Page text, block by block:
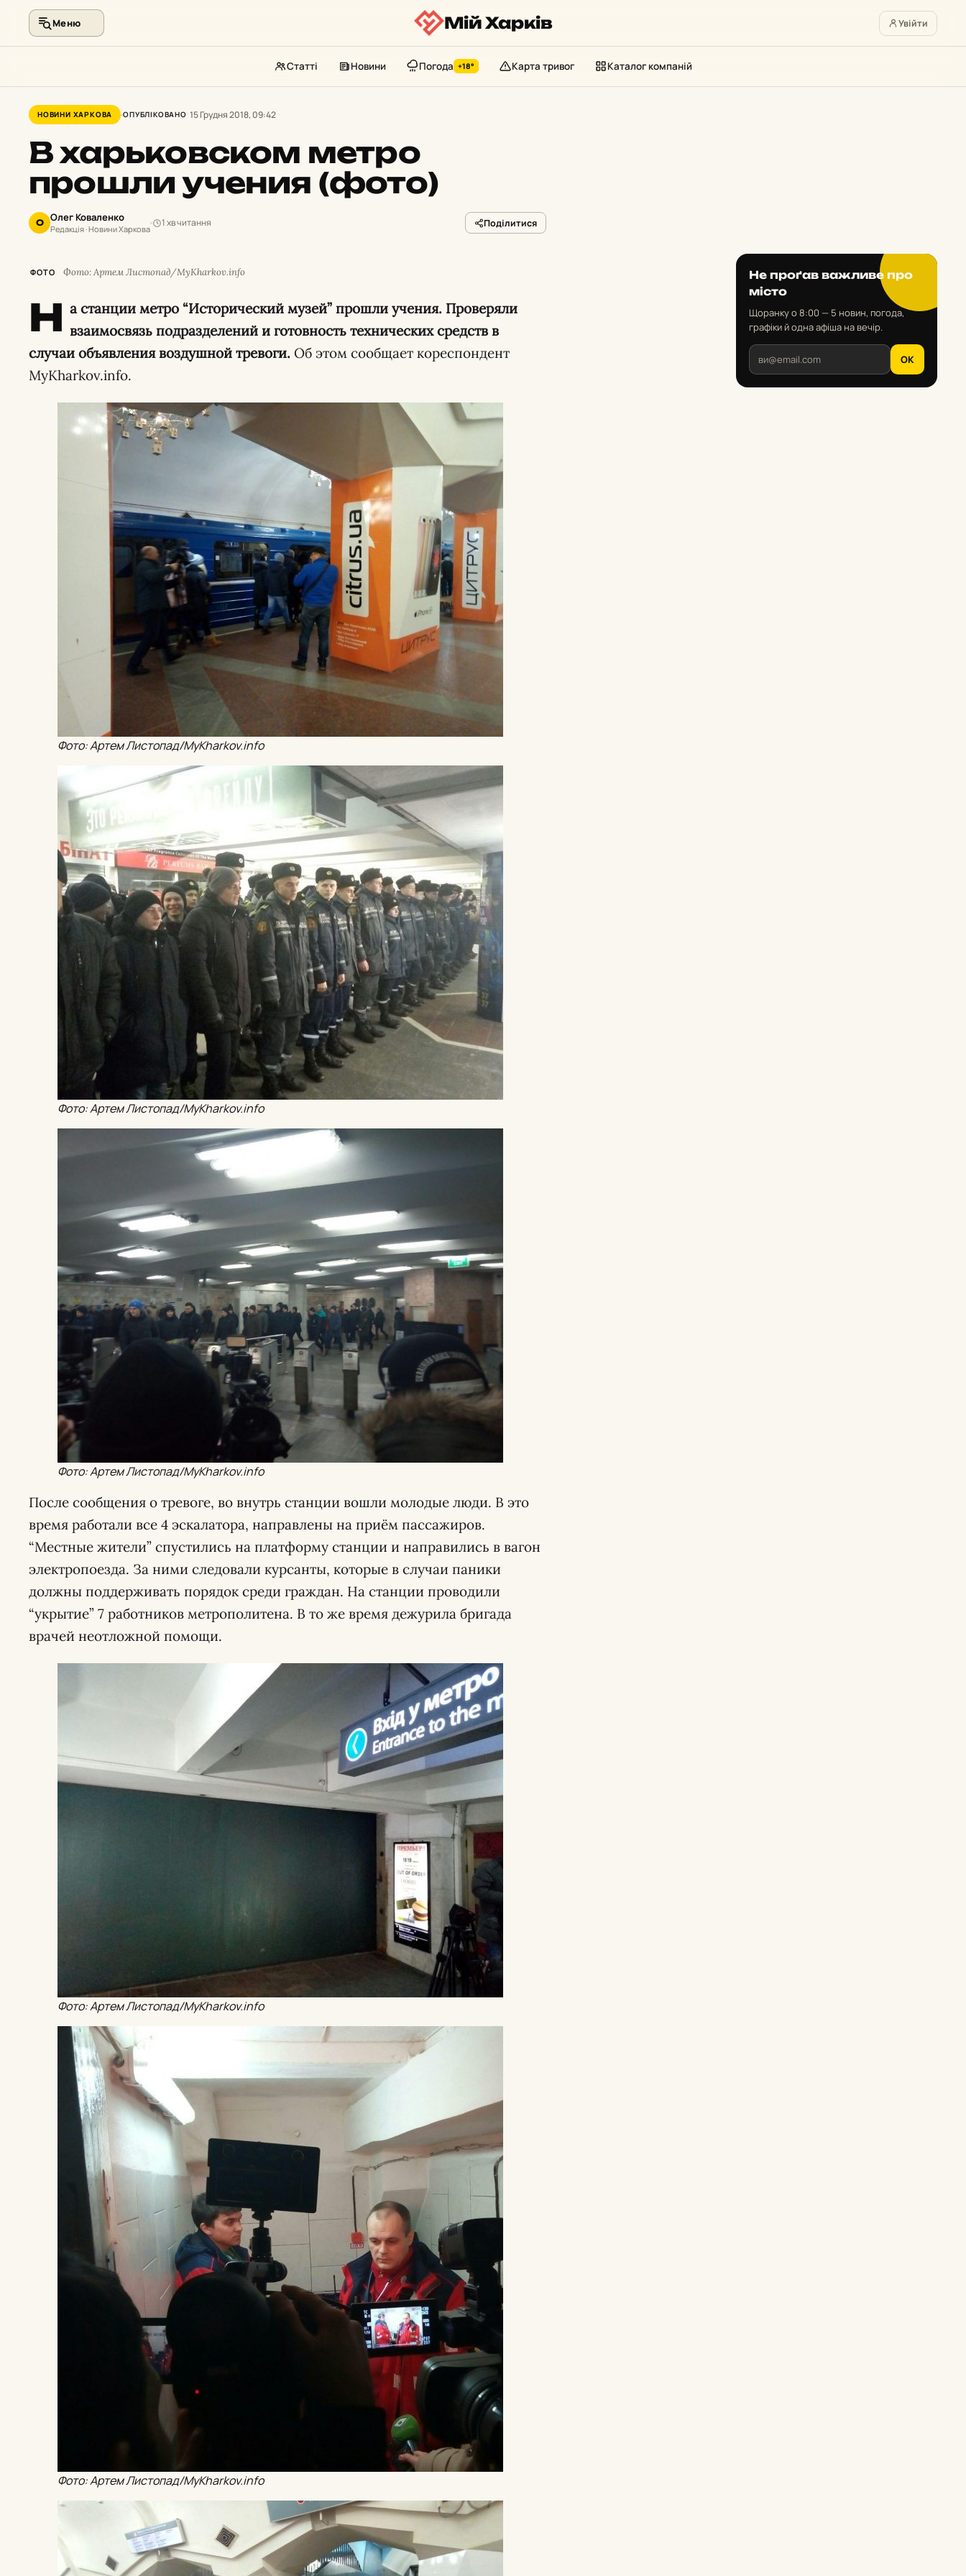
контенту
Меню Мій Харків Увійти
Статті Новини Погода +18° Карта тривог Каталог компаній
НОВИНИ ХАРКОВА ОПУБЛІКОВАНО 15 Грудня 2018, 09:42
В харьковском метро
прошли учения (фото)
О Олег Коваленко
Редакція · Новини Харкова
1 хв читання Поділитися
ФОТО Фото: Артем Листопад/MyKharkov.info
Н а станции метро “Исторический музей” прошли учения. Проверяли
взаимосвязь подразделений и готовность технических средств в
случаи объявления воздушной тревоги. Об этом сообщает кореспондент
MyKharkov.info.
Фото: Артем Листопад/MyKharkov.info
Фото: Артем Листопад/MyKharkov.info
Фото: Артем Листопад/MyKharkov.info
После сообщения о тревоге, во внутрь станции вошли молодые люди. В это
время работали все 4 эскалатора, направлены на приём пассажиров.
“Местные жители” спустились на платформу станции и направились в вагон
электропоезда. За ними следовали курсанты, которые в случаи паники
должны поддерживать порядок среди граждан. На станции проводили
“укрытие” 7 работников метрополитена. В то же время дежурила бригада
врачей неотложной помощи.
Фото: Артем Листопад/MyKharkov.info
Фото: Артем Листопад/MyKharkov.info
Не проґав важливе про
місто
Щоранку о 8:00 — 5 новин, погода,
графіки й одна афіша на вечір.
OK